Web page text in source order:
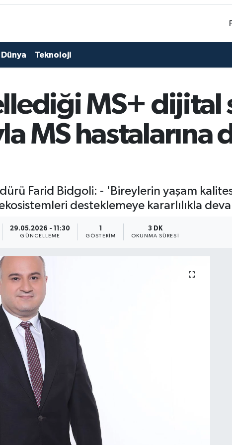
Dünya Teknoloji
MS+ dijital
MS hastalarına
Farid Bidgoli: - 'Bireylerin yaşam
desteklemeye kararlılıkla
29.05.2026 - 11:30
GÜNCELLEME
1
GÖSTERIM
3 DK
OKUNMA SÜRESI